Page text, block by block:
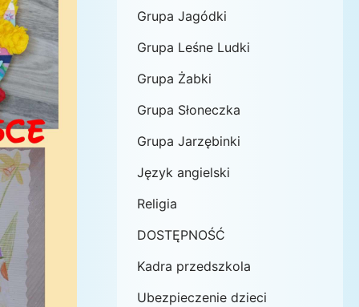
Grupa Jagódki
Grupa Leśne Ludki
Grupa Żabki
Grupa Słoneczka
Grupa Jarzębinki
Język angielski
Religia
DOSTĘPNOŚĆ
Kadra przedszkola
Ubezpieczenie dzieci